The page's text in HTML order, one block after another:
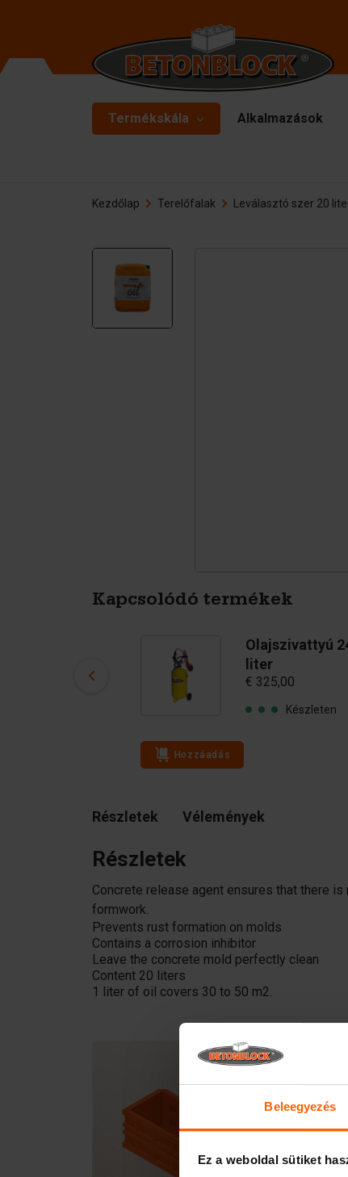
Beleegyezés
Ez a weboldal sütiket
Termékskála
Starterpackage
Formliners
Terelőfalak
Betonlemezek
Alkalmazások
Kezdőlap Terelőfalak Leválasztó szer 20
Kapcsolódó termékek
Olajszivattyú
liter
€ 325,00
Készleten
Hozzáadás
Részletek Vélemények
Részletek
Concrete release agent ensures that there
formwork.
Prevents rust formation on molds
Contains a corrosion inhibitor
Leave the concrete mold perfectly clean
Content 20 liters
1 liter of oil covers 30 to 50 m2.